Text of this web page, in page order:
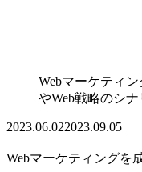
Webマーケティ
やWeb戦略のシ
2023.06.022023.09.05
Webマーケティングを